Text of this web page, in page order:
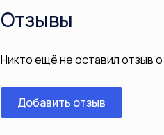
Отзывы
Никто ещё не оставил отзыв
Добавить отзыв